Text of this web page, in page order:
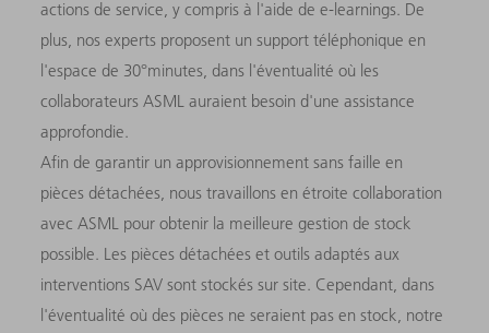
actions de service, y compris à l'aide de e-learnings. De
plus, nos experts proposent un support téléphonique en
l'espace de 30°minutes, dans l'éventualité où les
collaborateurs ASML auraient besoin d'une assistance
approfondie.
Afin de garantir un approvisionnement sans faille en
pièces détachées, nous travaillons en étroite collaboration
avec ASML pour obtenir la meilleure gestion de stock
possible. Les pièces détachées et outils adaptés aux
interventions SAV sont stockés sur site. Cependant, dans
l'éventualité où des pièces ne seraient pas en stock, notre